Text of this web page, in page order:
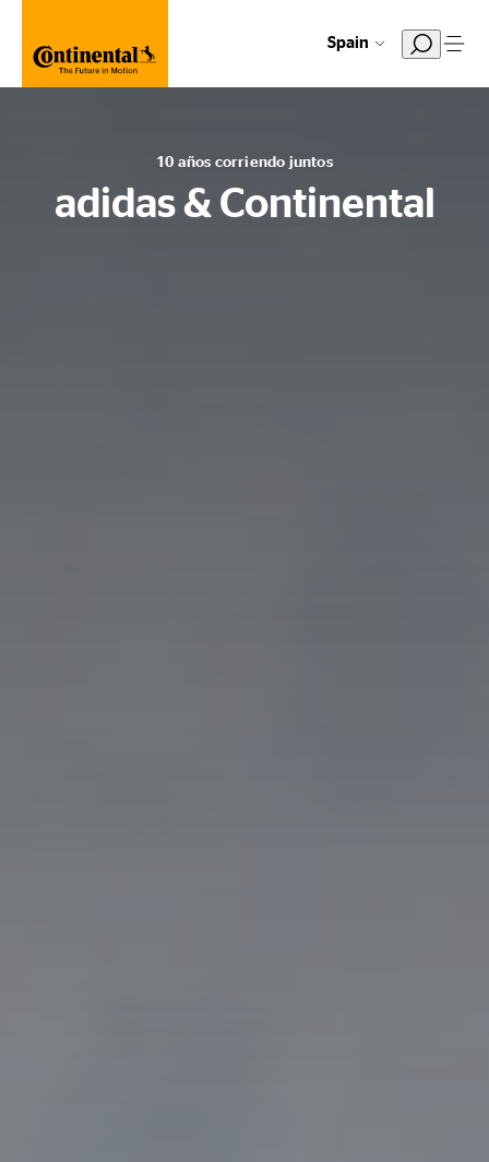
Spain
10 años corriendo juntos
adidas & Continental